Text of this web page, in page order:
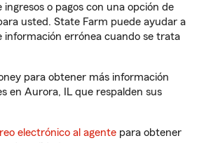
o pagos con una opción de
usted. State Farm puede ayudar a
información errónea cuando se trata
para obtener más información
en Aurora, IL que respalden sus
electrónico al agente para obtener